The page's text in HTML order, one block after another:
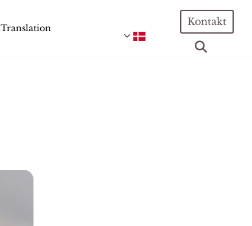
Translation
Kontakt